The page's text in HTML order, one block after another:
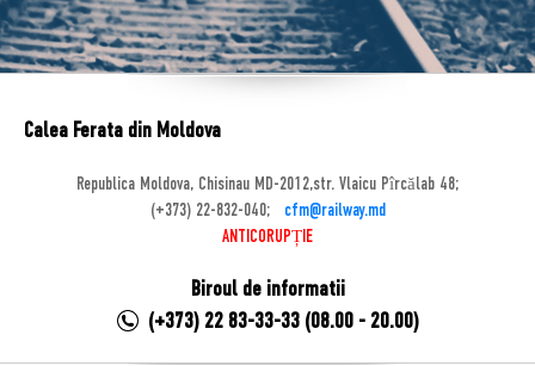
Calea Ferata din Moldova
Republica Moldova, Chisinau MD-2012,str. Vlaicu Pîrcălab 48;
(+373) 22-832-040;
cfm@railway.md
ANTICORUPȚIE
Biroul de informatii
(+373) 22 83-33-33 (08.00 - 20.00)